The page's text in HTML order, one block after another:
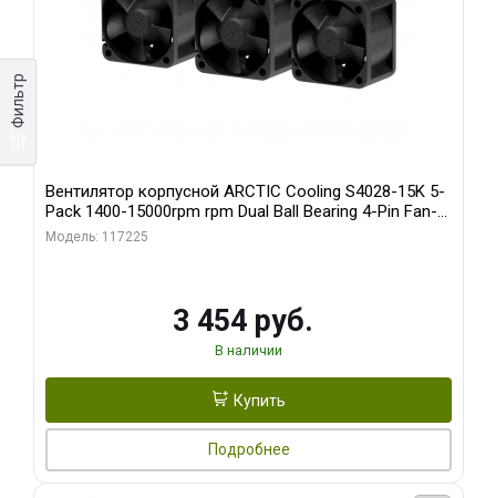
Фильтр
Вентилятор корпусной ARCTIC Cooling S4028-15K 5-
Pack 1400-15000rpm rpm Dual Ball Bearing 4-Pin Fan-
Connector (ACFAN00274A)
Модель: 117225
3 454 руб.
В наличии
Купить
Подробнее